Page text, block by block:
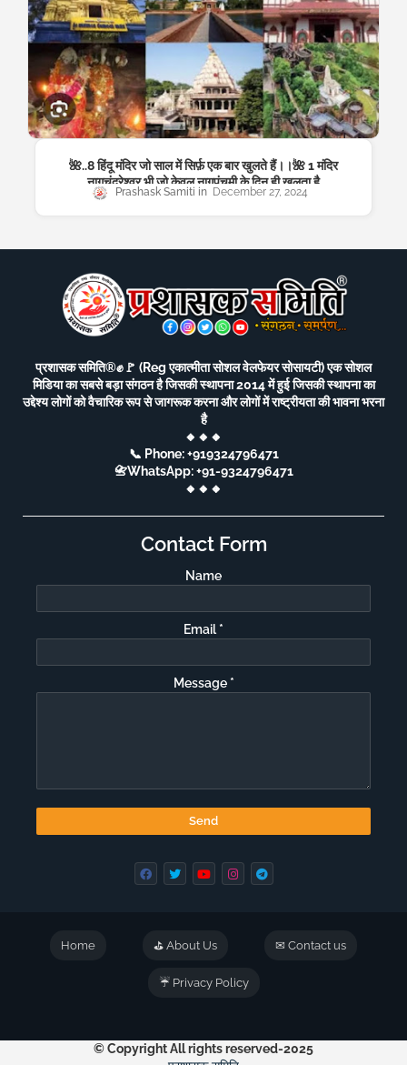
🌺..8 हिंदू मंदिर जो साल में सिर्फ़ एक बार खुलते हैं।।🌺 1 मंदिर
नागचंद्रेश्वर भी जो केवल नागपंचमी के दिन ही खुलता है
Prashask Samiti December 27, 2024
प्रशासक समिति®️✊🚩 (Reg एकात्मीता सोशल वेलफेयर सोसायटी) एक सोशल
मिडिया का सबसे बड़ा संगठन है जिसकी स्थापना 2014 में हुई जिसकी स्थापना का
उद्देश्य लोगों को वैचारिक रूप से जागरूक करना और लोगों में राष्ट्रीयता की भावना भरना
है
🔸🔸🔸
📞 Phone: +919324796471
📇WhatsApp: +91-9324796471
🔸🔸🔸
Contact Form
Name
Email*
Message *
Home ⛳ About Us ✉ Contact us
☔ Privacy Policy
© Copyright All rights reserved-2025